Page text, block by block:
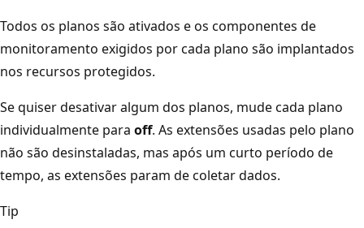
Todos os planos são ativados e os componentes de
monitoramento exigidos por cada plano são implantados
nos recursos protegidos.
Se quiser desativar algum dos planos, mude cada plano
individualmente para off. As extensões usadas pelo plano
não são desinstaladas, mas após um curto período de
tempo, as extensões param de coletar dados.
Tip